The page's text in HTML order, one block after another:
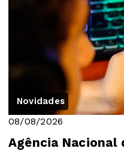
Novidades
08/08/2026
Agência Nacional